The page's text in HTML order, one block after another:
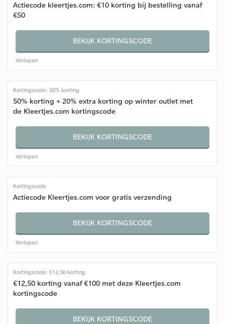
Actiecode kleertjes.com: €10 korting bij bestelling vanaf
€50
BEKIJK KORTINGSCODE
Verlopen
Kortingscode: 50% korting
50% korting + 20% extra korting op winter outlet met
de Kleertjes.com kortingscode
BEKIJK KORTINGSCODE
Verlopen
Kortingscode
Actiecode Kleertjes.com voor gratis verzending
BEKIJK KORTINGSCODE
Verlopen
Kortingscode: €12,50 korting
€12,50 korting vanaf €100 met deze Kleertjes.com
kortingscode
BEKIJK KORTINGSCODE